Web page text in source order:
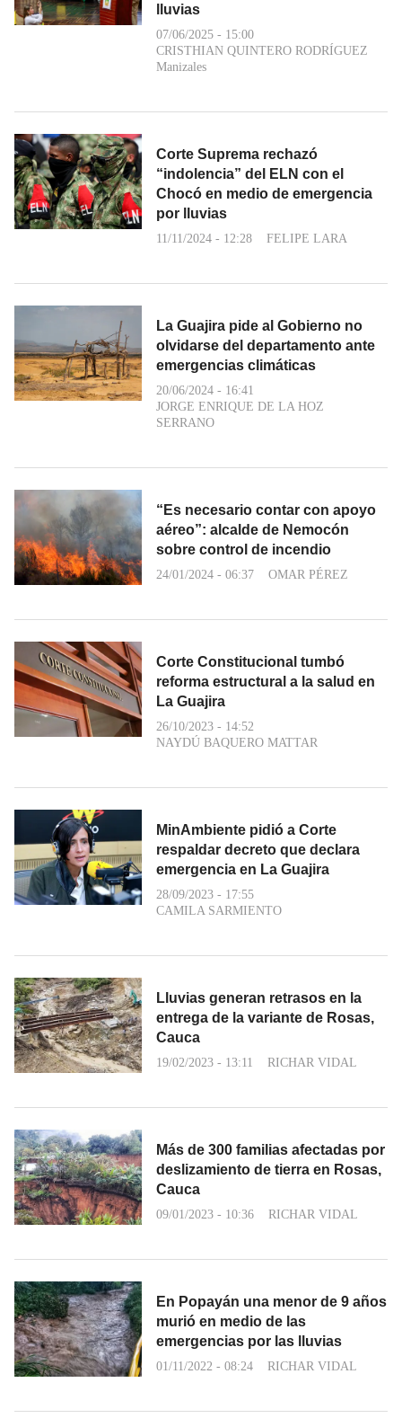
lluvias
07/06/2025 - 15:00
CRISTHIAN QUINTERO RODRÍGUEZ
Manizales
Corte Suprema rechazó
“indolencia” del ELN con el
Chocó en medio de emergencia
por lluvias
11/11/2024 - 12:28 FELIPE LARA
La Guajira pide al Gobierno no
olvidarse del departamento ante
emergencias climáticas
20/06/2024 - 16:41
JORGE ENRIQUE DE LA HOZ
SERRANO
“Es necesario contar con apoyo
aéreo”: alcalde de Nemocón
sobre control de incendio
24/01/2024 - 06:37 OMAR PÉREZ
Corte Constitucional tumbó
reforma estructural a la salud en
La Guajira
26/10/2023 - 14:52
NAYDÚ BAQUERO MATTAR
MinAmbiente pidió a Corte
respaldar decreto que declara
emergencia en La Guajira
28/09/2023 - 17:55
CAMILA SARMIENTO
Lluvias generan retrasos en la
entrega de la variante de Rosas,
Cauca
19/02/2023 - 13:11 RICHAR VIDAL
Más de 300 familias afectadas por
deslizamiento de tierra en Rosas,
Cauca
09/01/2023 - 10:36 RICHAR VIDAL
En Popayán una menor de 9 años
murió en medio de las
emergencias por las lluvias
01/11/2022 - 08:24 RICHAR VIDAL